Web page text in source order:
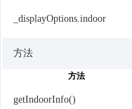
_displayOptions.indoor
方法
方法
getIndoorInfo()